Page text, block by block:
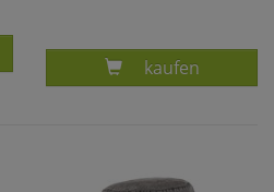
TÜBACH SCHWARZ
Produkt LED
kaufen